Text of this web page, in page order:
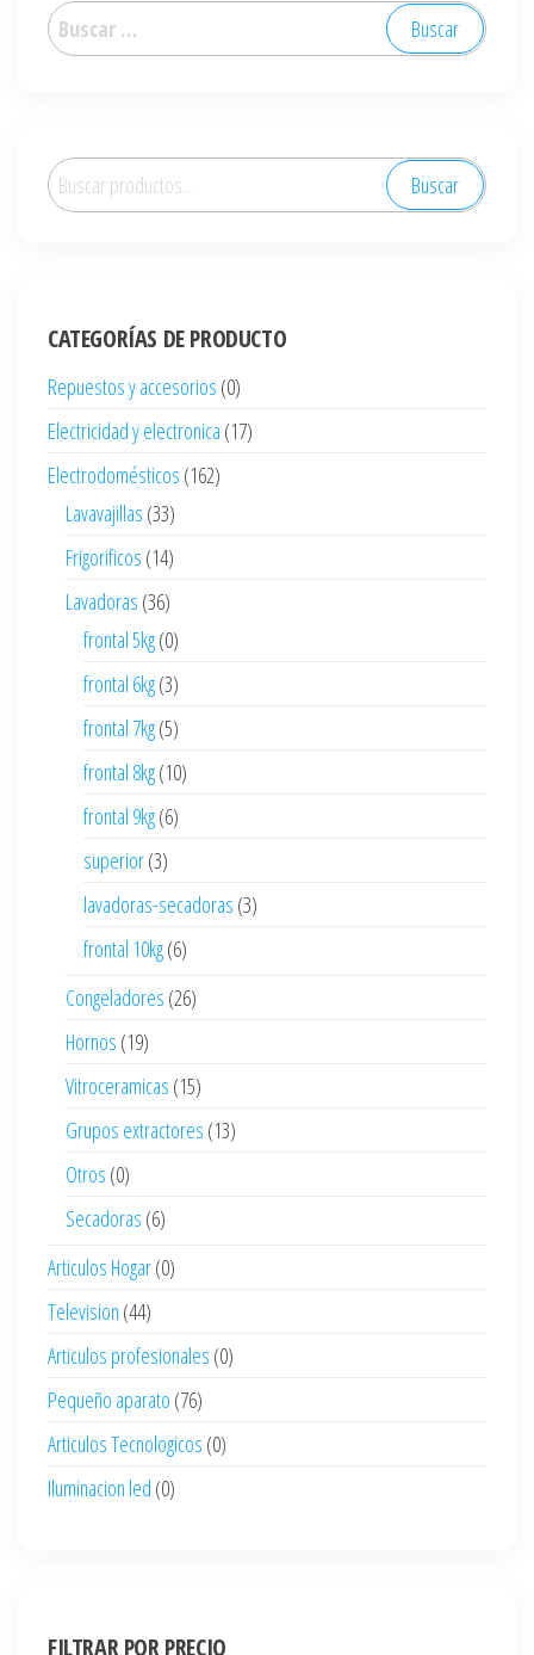
Buscar:
Buscar
por:
Buscar
CATEGORÍAS DE PRODUCTO
Repuestos y accesorios (0)
Electricidad y electronica (17)
Electrodomésticos (162)
Lavavajillas (33)
Frigorificos (14)
Lavadoras (36)
frontal 5kg(0)
frontal 6kg(3)
frontal 7kg(5)
frontal 8kg(10)
frontal 9kg(6)
superior(3)
lavadoras-secadoras (3)
frontal 10kg(6)
Congeladores (26)
Hornos (19)
Vitroceramicas (15)
Grupos extractores (13)
Otros (0)
Secadoras (6)
Articulos Hogar(0)
Television (44)
Articulos profesionales (0)
Pequeño aparato (76)
Articulos Tecnologicos (0)
Iluminacion led (0)
FILTRAR POR PRECIO